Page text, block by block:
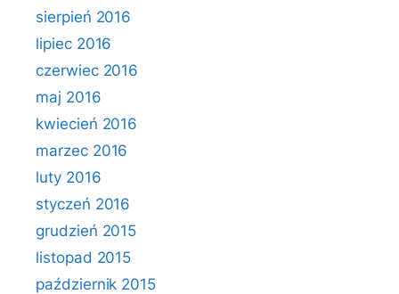
sierpień 2016
lipiec 2016
czerwiec 2016
maj 2016
kwiecień 2016
marzec 2016
luty 2016
styczeń 2016
grudzień 2015
listopad 2015
październik 2015